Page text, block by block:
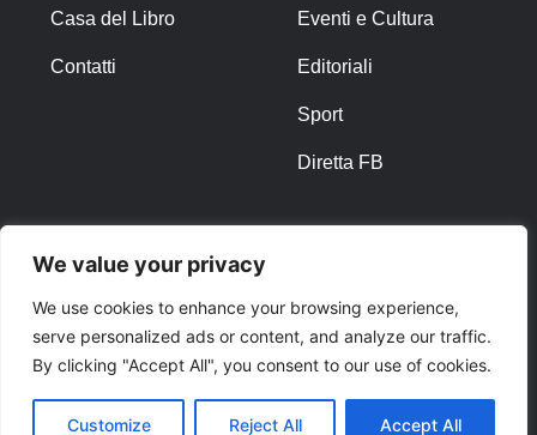
We value your privacy
We use cookies to enhance your browsing experience,
serve personalized ads or content, and analyze our traffic.
By clicking "Accept All", you consent to our use of cookies.
Customize Reject All Accept All
Casa del Libro
Contatti
Eventi e Cultura
Editoriali
Sport
Diretta FB
Privacy Policy